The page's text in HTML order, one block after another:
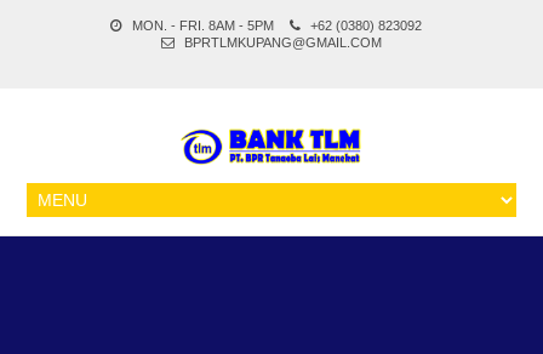
MON. - FRI. 8AM - 5PM
+62 (0380) 823092
BPRTLMKUPANG@GMAIL.COM